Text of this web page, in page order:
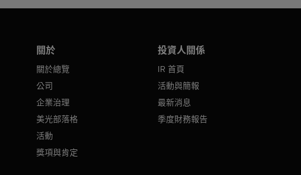
關於
關於總覽
公司
企業治理
美光部落格
活動
獎項與肯定
投資人關係
IR 首頁
活動與簡報
最新消息
季度財務報告